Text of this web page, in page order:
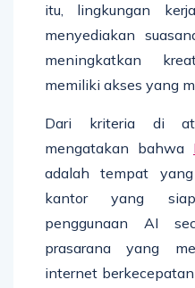
itu, lingkungan
menyediakan
meningkatkan
memiliki akses yang
Dari kriteria di
mengatakan bahwa
adalah tempat
kantor yang
penggunaan AI
prasarana yang
internet